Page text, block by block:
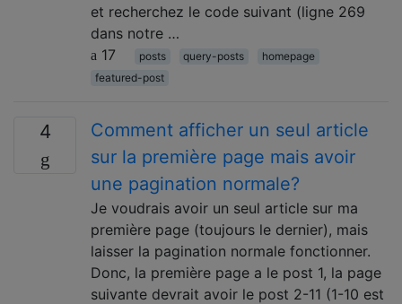
et recherchez le code suivant (ligne 269
dans notre …
17
posts query-posts
homepage
featured-post
4
Comment afficher un seul article
sur la première page mais avoir
une pagination normale?
Je voudrais avoir un seul article sur ma
première page (toujours le dernier), mais
laisser la pagination normale fonctionner.
Donc, la première page a le post 1, la page
suivante devrait avoir le post 2-11 (1-10 est